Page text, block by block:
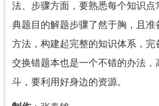
法、步骤方面，要熟悉每个知识
典题目的解题步骤了然于胸，且准
方法，构建起完整的知识体系，完
交换错题本也是一个不错的办法，
斗，要利用好身边的资源。